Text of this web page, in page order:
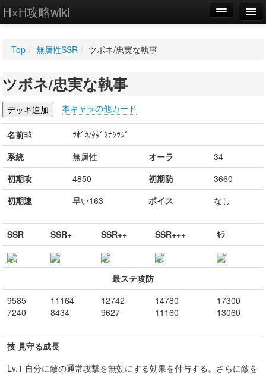
H×H攻略wiki
WIKI
設定
Top / 無属性SSR / ツボネ/忠実な執事
ツボネ/忠実な執事
本キャラの他カード
名前ﾖﾐ
ﾂﾎﾞﾈ/ﾀﾀﾞﾐﾅｼﾂｼﾞ
系統
無属性 オーラ
34
初期攻
4850 初期防
3660
初期速
早い163 ボイス なし
SSR SSR+ SSR++ SSR+++ ｷﾗ
最ステ攻防
9585
7240
11164
8434
12742
9627
14780
11160
17300
13060
技 見守る成長
Lv.1 自分に敵の通常攻撃を無効にする効果を付与する。さらに敵を